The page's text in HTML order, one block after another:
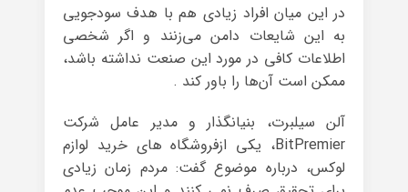
در این میان افراد زیادی هم با هدف سودجویی
به این شایعات دامن می‌زنند و اگر شخصی
اطلاعات کافی در مورد این صنعت نداشته باشد،
ممکن است آن‌ها را باور کند .
آلن سیلبرت، بنیانگذار و مدیر عامل شرکت
BitPremier، یکی ازفروشگاه های خرید لوازم
لوکس، درباره موضوع گفت: مردم زمان زیادی